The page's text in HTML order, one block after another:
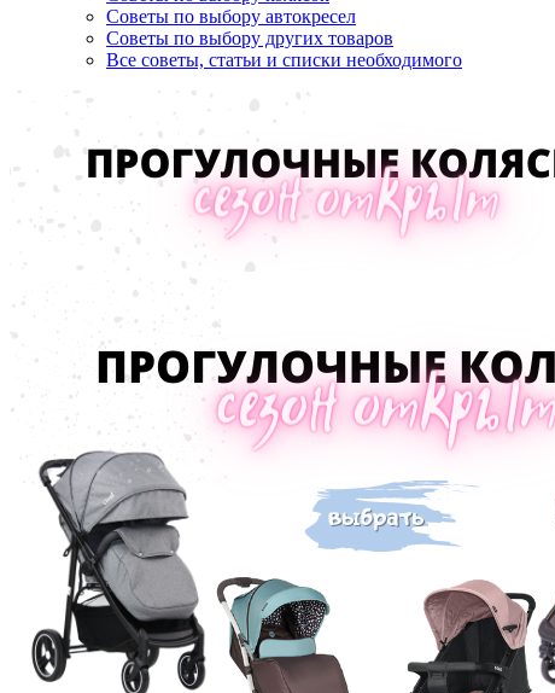
Советы по выбору автокресел
Советы по выбору других товаров
Все советы, статьи и списки необходимого